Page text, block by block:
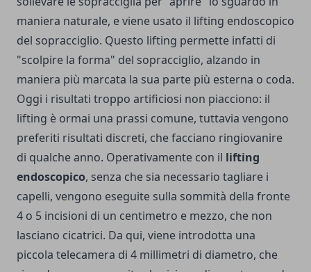
maniera naturale, e viene usato il lifting endoscopico
del sopracciglio. Questo lifting permette infatti di
"scolpire la forma" del sopracciglio, alzando in
maniera più marcata la sua parte più esterna o coda.
Oggi i risultati troppo artificiosi non piacciono: il
lifting è ormai una prassi comune, tuttavia vengono
preferiti risultati discreti, che facciano ringiovanire
di qualche anno. Operativamente con il lifting
endoscopico, senza che sia necessario tagliare i
capelli, vengono eseguite sulla sommità della fronte
4 o 5 incisioni di un centimetro e mezzo, che non
lasciano cicatrici. Da qui, viene introdotta una
piccola telecamera di 4 millimetri di diametro, che